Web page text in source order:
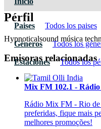
Paises Todos los paises
Géneros Todos los
Estaciones Todos los
Pérfil
Hypnoticalsound música
Emisoras relacionadas
Mix FM 102.1 -
Rádio Mix FM - Rio de
preferidas, fique mais
melhores promoções!